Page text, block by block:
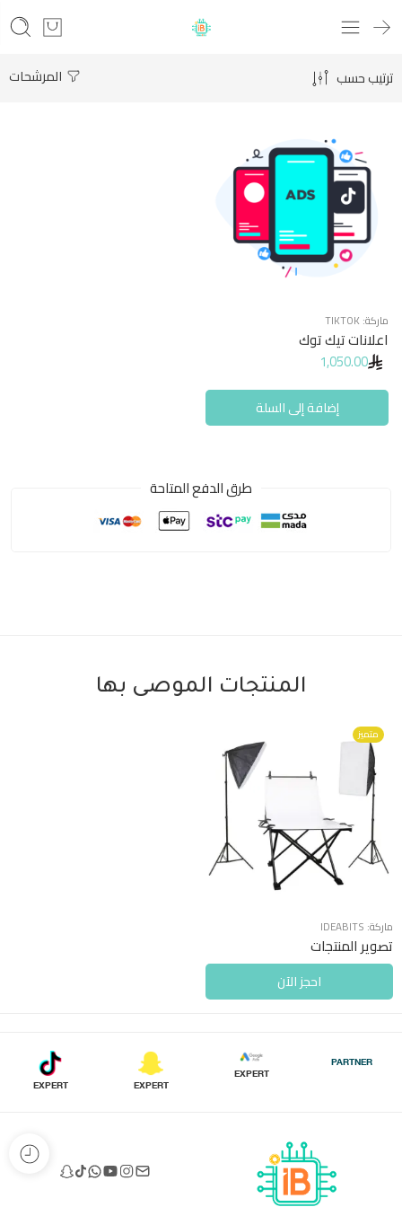
المرشحات ترتيب حسب
ماركة: TIKTOK
اعلانات تيك توك
1,050.00
إضافة إلى السلة
طرق الدفع المتاحة
المنتجات الموصى بها
متميز
ماركة: IDEABITS
تصوير المنتجات
احجز الآن
PARTNER
EXPERT
EXPERT
EXPERT